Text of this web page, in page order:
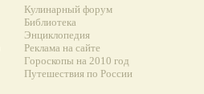
Кулинарный форум
Библиотека
Энциклопедия
Реклама на сайте
Гороскопы на 2010 год
Путешествия по России